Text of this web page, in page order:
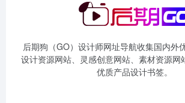
后期狗（GO）设计师网址导航收集国内外
设计资源网站、灵感创意网站、素材资源网
优质产品设计书签。